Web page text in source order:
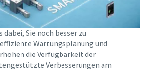
dabei, Sie noch besser zu
Wartungsplanung und
die Verfügbarkeit der
Verbesserungen am